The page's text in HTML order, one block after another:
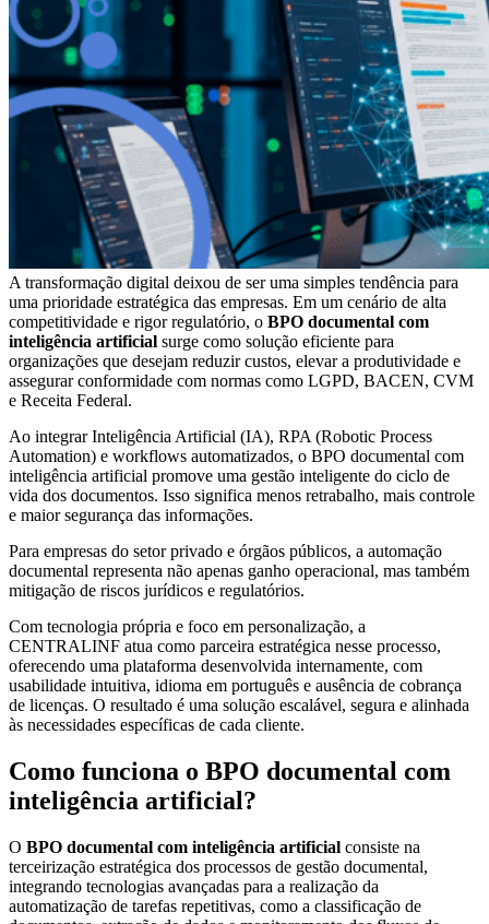
A transformação digital deixou de ser uma simples tendência para
uma prioridade estratégica das empresas. Em um cenário de alta
competitividade e rigor regulatório, o BPO documental com
inteligência artificial surge como solução eficiente para
organizações que desejam reduzir custos, elevar a produtividade e
assegurar conformidade com normas como LGPD, BACEN, CVM
e Receita Federal.
Ao integrar Inteligência Artificial (IA), RPA (Robotic Process
Automation) e workflows automatizados, o BPO documental com
inteligência artificial promove uma gestão inteligente do ciclo de
vida dos documentos. Isso significa menos retrabalho, mais controle
e maior segurança das informações.
Para empresas do setor privado e órgãos públicos, a automação
documental representa não apenas ganho operacional, mas também
mitigação de riscos jurídicos e regulatórios.
Com tecnologia própria e foco em personalização, a
CENTRALINF atua como parceira estratégica nesse processo,
oferecendo uma plataforma desenvolvida internamente, com
usabilidade intuitiva, idioma em português e ausência de cobrança
de licenças. O resultado é uma solução escalável, segura e alinhada
às necessidades específicas de cada cliente.
Como funciona o BPO documental com
inteligência artificial?
O BPO documental com inteligência artificial consiste na
terceirização estratégica dos processos de gestão documental,
integrando tecnologias avançadas para a realização da
automatização de tarefas repetitivas, como a classificação de